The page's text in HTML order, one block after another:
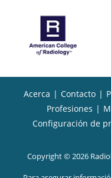
Acerca | Contacto |
Profesiones |
Configuración de
Copyright © 2026